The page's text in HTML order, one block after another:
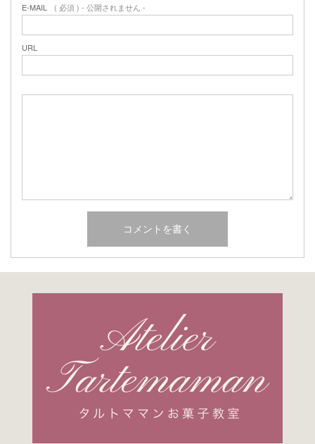
E-MAIL ( 必須 ) - 公開されません -
URL